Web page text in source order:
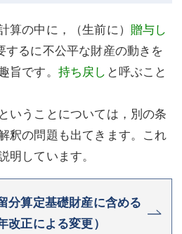
算の中に，（生前に） 贈与し
するに不公平な財産の動きを
旨です。 持ち戻し と呼ぶこと
いうことについては，別の条
釈の問題も出てきます。これ
明しています。
分算定基礎財産に含める
正による変更）